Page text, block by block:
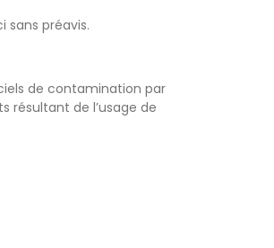
préavis.
de contamination par
résultant de l’usage de